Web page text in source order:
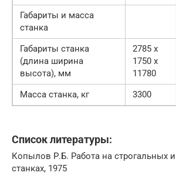
Габариты и масса
станка
Габариты станка
(длина ширина
высота), мм
2785 х
1750 х
11780
Масса станка, кг
3300
Список литературы:
Копылов Р.Б. Работа на строгальных
станках, 1975